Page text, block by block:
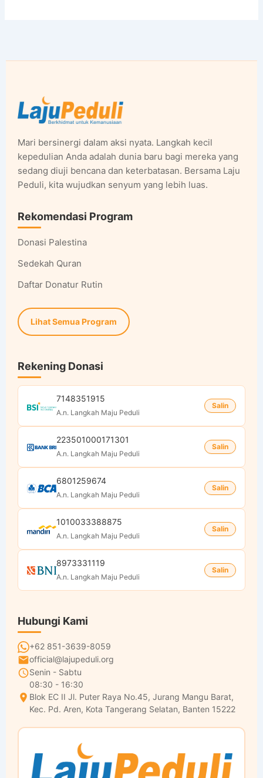
Mari bersinergi dalam aksi nyata. Langkah kecil
kepedulian Anda adalah dunia baru bagi mereka yang
sedang diuji bencana dan keterbatasan. Bersama Laju
Peduli, kita wujudkan senyum yang lebih luas.
Rekomendasi Program
Donasi Palestina
Sedekah Quran
Daftar Donatur Rutin
Lihat Semua Program
Rekening Donasi
7148351915
A.n. Langkah Maju Peduli
Salin
223501000171301
A.n. Langkah Maju Peduli
Salin
6801259674
A.n. Langkah Maju Peduli
Salin
1010033388875
A.n. Langkah Maju Peduli
Salin
8973331119
A.n. Langkah Maju Peduli
Salin
Hubungi Kami
+62 851-3639-8059
official@lajupeduli.org
Senin - Sabtu
08:30 - 16:30
Blok EC II Jl. Puter Raya No.45, Jurang Mangu Barat,
Kec. Pd. Aren, Kota Tangerang Selatan, Banten 15222